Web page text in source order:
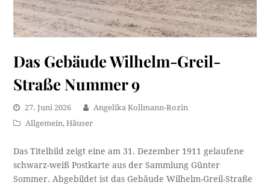
Das Gebäude Wilhelm-Greil-
Straße Nummer 9
27. Juni 2026
Angelika Kollmann-Rozin
Allgemein,Häuser
Das Titelbild zeigt eine am 31. Dezember 1911 gelaufene
schwarz-weiß Postkarte aus der Sammlung Günter
Sommer. Abgebildet ist das Gebäude Wilhelm-Greil-Straße